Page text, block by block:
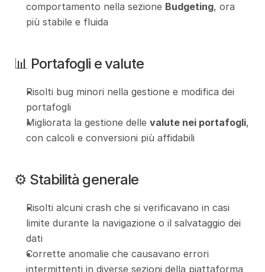
comportamento nella sezione Budgeting, ora
più stabile e fluida
📊 Portafogli e valute
Risolti bug minori nella gestione e modifica dei
portafogli
Migliorata la gestione delle valute nei portafogli,
con calcoli e conversioni più affidabili
⚙️ Stabilità generale
Risolti alcuni crash che si verificavano in casi
limite durante la navigazione o il salvataggio dei
dati
Corrette anomalie che causavano errori
intermittenti in diverse sezioni della piattaforma